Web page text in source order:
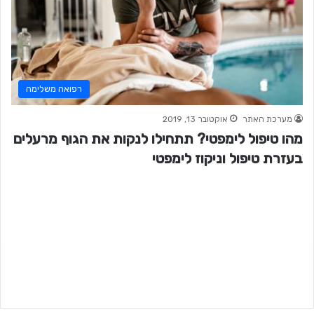
רפואה משלימה
מערכת האתר אוקטובר 13, 2019
מהו טיפול לימפטי? תתחילו לנקות את הגוף מרעלים
בעזרת טיפול וניקוז לימפטי